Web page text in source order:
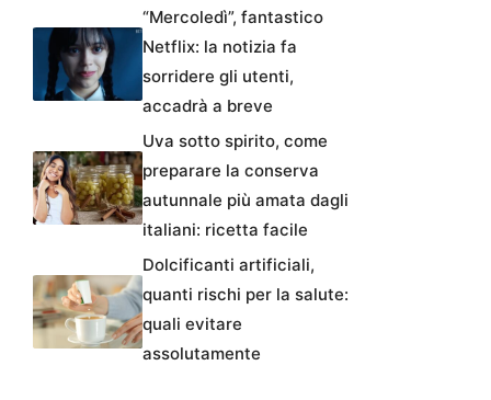
“Mercoledì”, fantastico
Netflix: la notizia fa
sorridere gli utenti,
accadrà a breve
Uva sotto spirito, come
preparare la conserva
autunnale più amata dagli
italiani: ricetta facile
Dolcificanti artificiali,
quanti rischi per la salute:
quali evitare
assolutamente